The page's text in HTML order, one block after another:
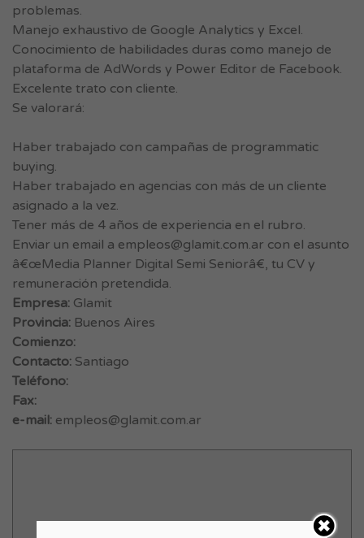
problemas.
Manejo exhaustivo de Google Analytics y Excel.
Conocimiento de habilidades duras como manejo de
plataforma de AdWords y Power Editor de Facebook.
Excelente trato con cliente.
Se valorará:
Haber trabajado con campañas de programmatic
buying.
Haber trabajado en agencias con más de un cliente
asignado a la vez.
Tener más de 4 años de experiencia en el rubro.
Enviar un email a empleos@glamit.com.ar con el asunto
â€œMedia Planner Digital Semi Seniorâ€, tu CV y
remuneración pretendida.
Empresa: Glamit
Provincia: Buenos Aires
Comienzo:
Contacto: Santiago
Teléfono:
Fax:
e-mail: empleos@glamit.com.ar